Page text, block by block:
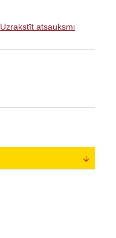
Uzrakstīt atsauksmi